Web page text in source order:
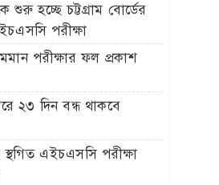
হচ্ছে চট্টগ্রাম বোর্ডের
পরীক্ষা
পরীক্ষার ফল প্রকাশ
২৩ দিন বন্ধ থাকবে
স্থগিত এইচএসসি পরীক্ষা